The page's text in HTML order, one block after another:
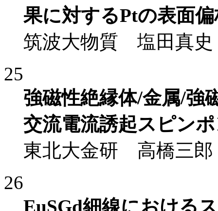
果に対するPtの表面
筑波大物質 塩田真史
25
強磁性絶縁体/金属/強
交流電流誘起スピン
東北大金研 高橋三郎
26
EuSGd細線における